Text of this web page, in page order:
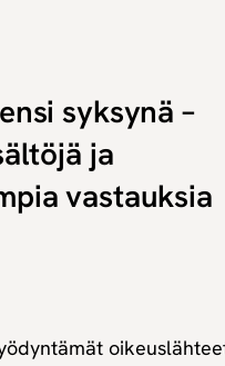
syksynä –
ja
vastauksia